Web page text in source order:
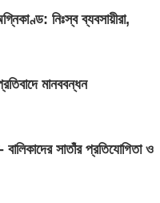
নিঃস্ব ব্যবসায়ীরা,
মানববন্ধন
সাতাঁর প্রতিযোগিতা ও